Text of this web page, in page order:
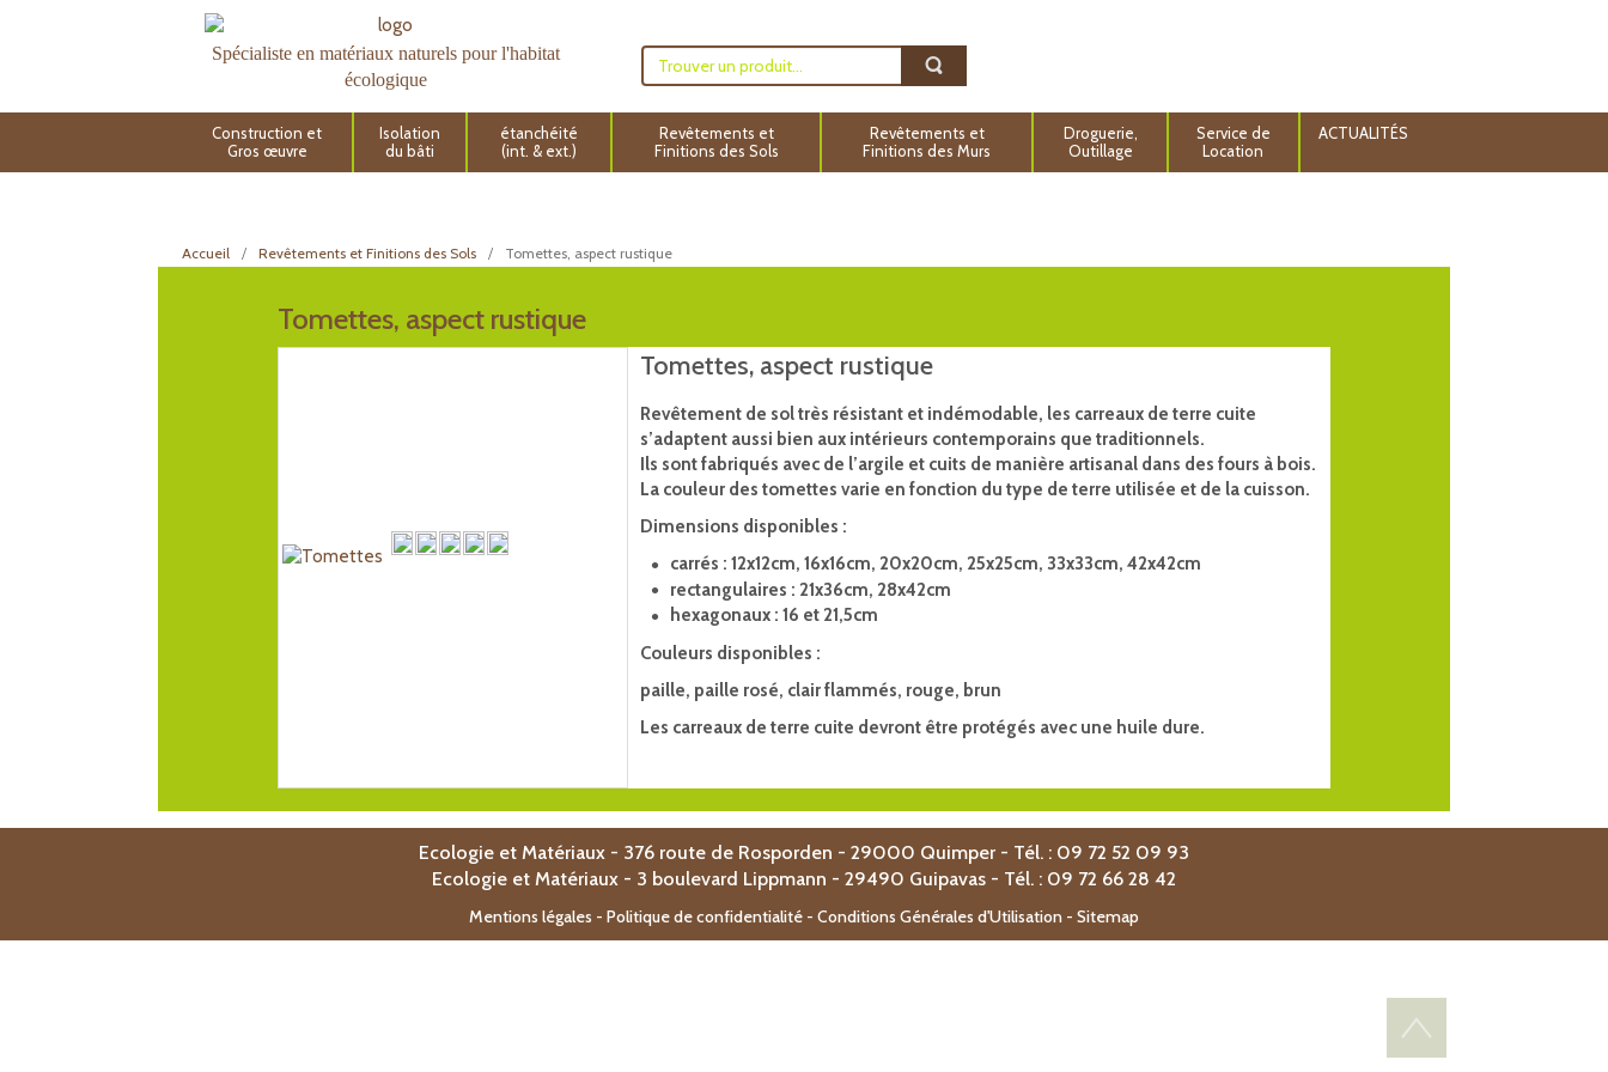
Spécialiste en matériaux naturels pour l'habitat
écologique
Construction et
Gros œuvre
Isolation
du bâti
étanchéité
(int. & ext.)
Revêtements et
Finitions des Sols
Revêtements et
Finitions des Murs
Droguerie,
Outillage
Service de
Location
ACTUALITÉS
Accueil Revêtements et Finitions des Sols Tomettes, aspect rustique
Tomettes, aspect rustique
Tomettes, aspect rustique
Revêtement de sol très résistant et indémodable, les carreaux de terre cuite
s’adaptent aussi bien aux intérieurs contemporains que traditionnels.
Ils sont fabriqués avec de l’argile et cuits de manière artisanal dans des fours à bois.
La couleur des tomettes varie en fonction du type de terre utilisée et de la cuisson.
Dimensions disponibles :
carrés : 12x12cm, 16x16cm, 20x20cm, 25x25cm, 33x33cm, 42x42cm
rectangulaires : 21x36cm, 28x42cm
hexagonaux : 16 et 21,5cm
Couleurs disponibles :
paille, paille rosé, clair flammés, rouge, brun
Les carreaux de terre cuite devront être protégés avec une huile dure.
Ecologie et Matériaux - 376 route de Rosporden - 29000 Quimper - Tél. : 09 72 52 09 93
Ecologie et Matériaux - 3 boulevard Lippmann - 29490 Guipavas - Tél. : 09 72 66 28 42
Mentions légales - Politique de confidentialité - Conditions Générales d'Utilisation - Sitemap